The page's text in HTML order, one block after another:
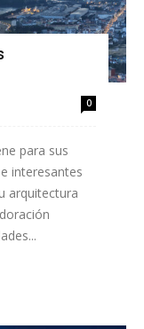
0
para sus
interesantes
arquitectura